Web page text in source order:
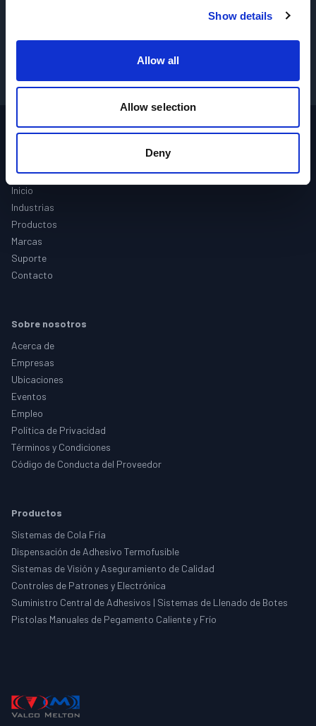
Show details
Allow all
Allow selection
Deny
Footer
Inicio
Industrias
Productos
Marcas
Suporte
Contacto
Sobre nosotros
Acerca de
Empresas
Ubicaciones
Eventos
Empleo
Política de Privacidad
Términos y Condiciones
Código de Conducta del Proveedor
Productos
Sistemas de Cola Fría
Dispensación de Adhesivo Termofusible
Sistemas de Visión y Aseguramiento de Calidad
Controles de Patrones y Electrónica
Suministro Central de Adhesivos | Sistemas de Llenado de Botes
Pistolas Manuales de Pegamento Caliente y Frío